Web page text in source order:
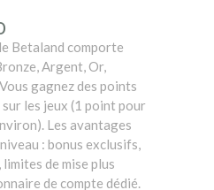
Betaland comporte
Argent, Or,
gagnez des points
les jeux (1 point pour
Les avantages
: bonus exclusifs,
de mise plus
de compte dédié.